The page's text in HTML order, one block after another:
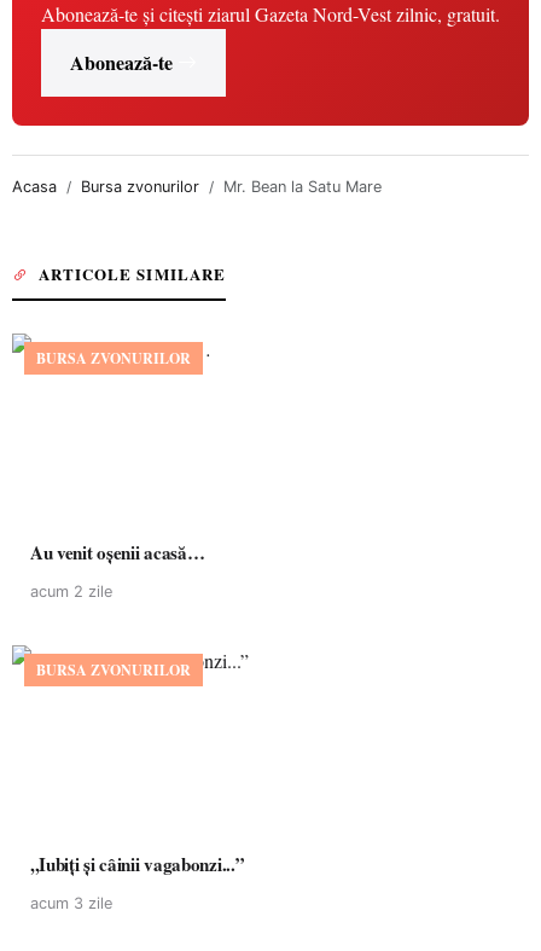
Abonează-te și citești ziarul Gazeta Nord-Vest zilnic, gratuit.
Abonează-te
Acasa Bursa zvonurilor Mr. Bean la Satu Mare
ARTICOLE SIMILARE
BURSA ZVONURILOR
Au venit oșenii acasă…
acum 2 zile
BURSA ZVONURILOR
,,Iubiți și câinii vagabonzi...”
acum 3 zile